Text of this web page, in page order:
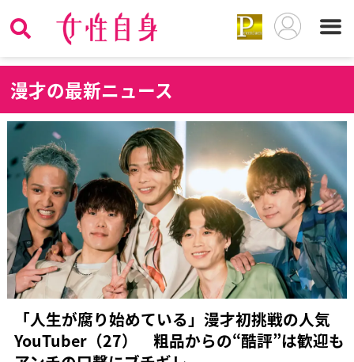
漫才の最新ニュース
「人生が腐り始めている」漫才初挑戦の人気
YouTuber（27） 粗品からの“酷評”は歓迎も